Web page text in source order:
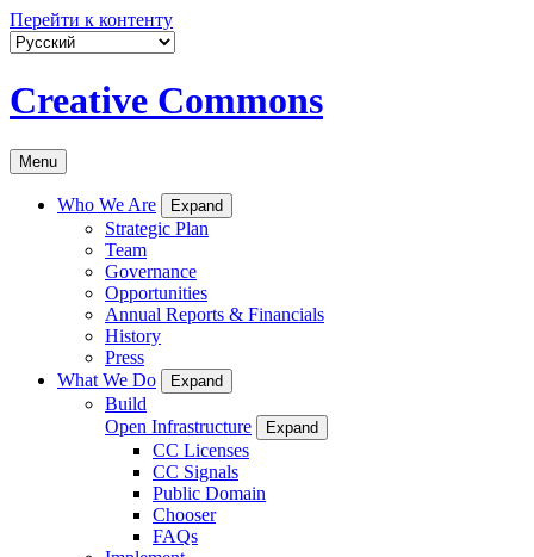
Перейти к контенту
Creative Commons
Menu
Who We Are Expand
Strategic Plan
Team
Governance
Opportunities
Annual Reports & Financials
History
Press
What We Do
Expand
Build
Open Infrastructure
Expand
CC Licenses
CC Signals
Public Domain
Chooser
FAQs